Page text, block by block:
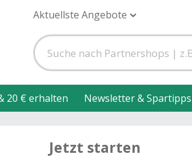
Aktuellste Angebote
20 € erhalten Newsletter & Spartipps
Jetzt starten